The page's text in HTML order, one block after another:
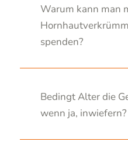
Warum kann man
spenden?
Bedingt Alter die
wenn ja, inwiefern?